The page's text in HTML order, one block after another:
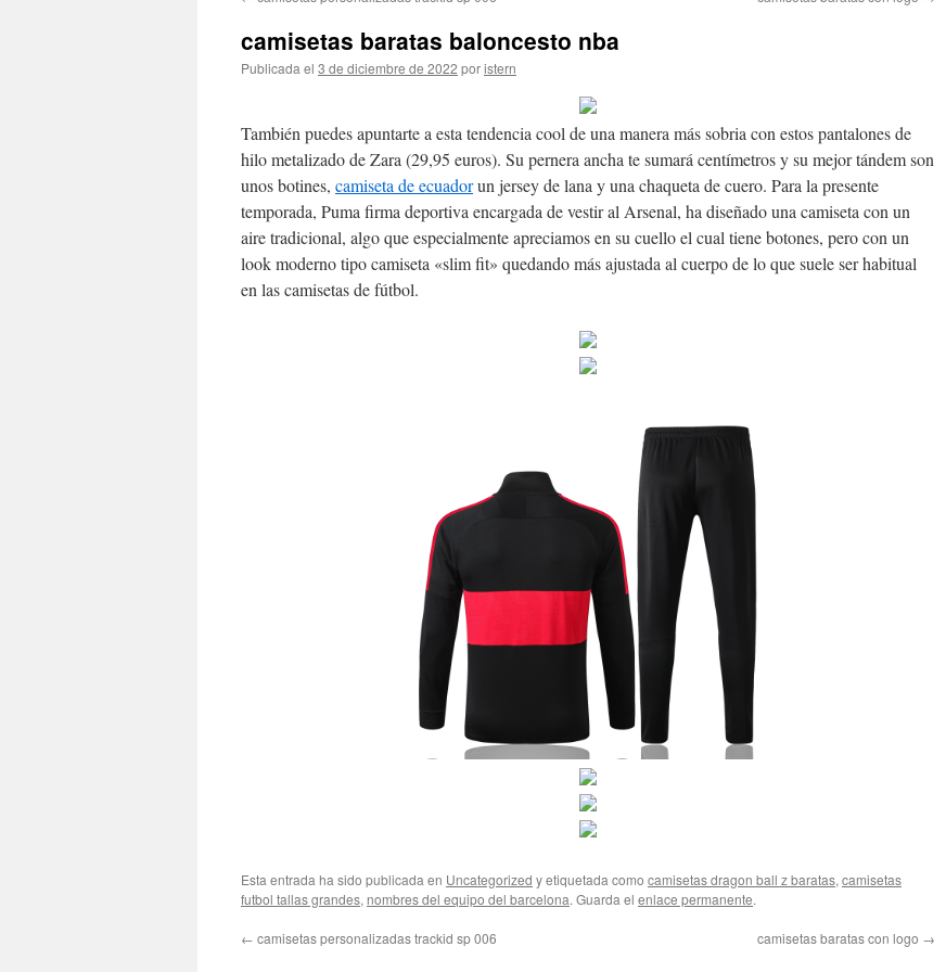
contenido
camisetas baratas baloncesto nba
Publicada el 3 de diciembre de 2022 poristern
También puedes apuntarte a esta tendencia cool de una manera más sobria con estos pantalones de
hilo metalizado de Zara (29,95 euros). Su pernera ancha te sumará centímetros y su mejor tándem son
unos botines, camiseta de ecuadorun jersey de lana y una chaqueta de cuero. Para la presente
temporada, Puma firma deportiva encargada de vestir al Arsenal, ha diseñado una camiseta con un
aire tradicional, algo que especialmente apreciamos en su cuello el cual tiene botones, pero con un
look moderno tipo camiseta «slim fit» quedando más ajustada al cuerpo de lo que suele ser habitual
en las camisetas de fútbol.
Esta entrada ha sido publicada en Uncategorized y etiquetada como camisetas dragon ball z baratas, camisetas
futbol tallas grandes, nombres del equipo del barcelona. Guarda el enlace permanente.
← camisetas personalizadas trackid sp 006 camisetas baratas con logo →